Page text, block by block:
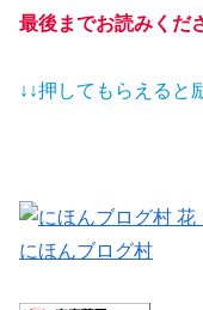
最後までお読みくだ
↓↓押してもらえると
にほんブログ村